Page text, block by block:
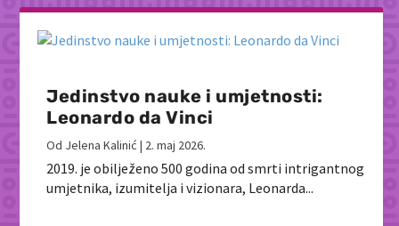
Jedinstvo nauke i umjetnosti:
Leonardo da Vinci
Od Jelena Kalinić | 2. maj 2026.
2019. je obilježeno 500 godina od smrti intrigantnog
umjetnika, izumitelja i vizionara, Leonarda...